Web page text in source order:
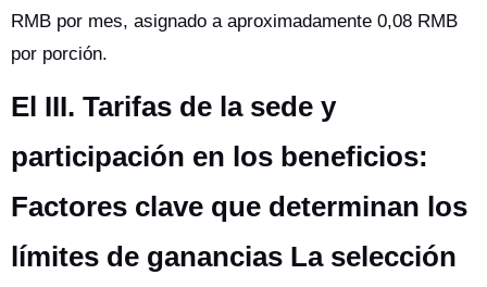
RMB por mes, asignado a aproximadamente 0,08 RMB
por porción.
El III. Tarifas de la sede y
participación en los beneficios:
Factores clave que determinan los
límites de ganancias La selección